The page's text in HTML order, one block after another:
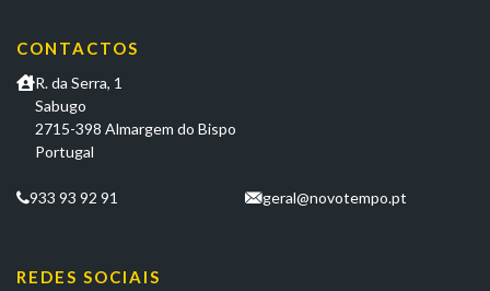
CONTACTOS
R. da Serra, 1
Sabugo
2715-398 Almargem do Bispo
Portugal
933 93 92 91 geral@novotempo.pt
REDES SOCIAIS